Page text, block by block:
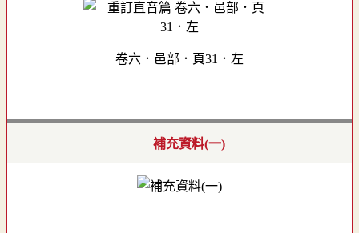
卷六．邑部．頁31．左
補充資料(一)